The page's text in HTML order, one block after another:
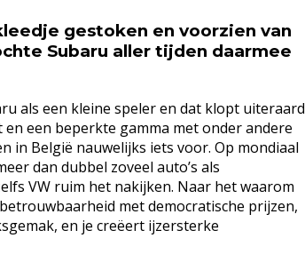
gestoken en voorzien van
Subaru aller tijden daarmee
als een kleine speler en dat klopt uiteraard
een beperkte gamma met onder andere
in België nauwelijks iets voor. Op mondiaal
dan dubbel zoveel auto’s als
VW ruim het nakijken. Naar het waarom
met democratische prijzen,
en je creëert ijzersterke